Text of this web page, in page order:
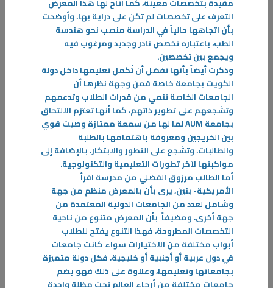
فريق المناظرات في التطبيقي: مواهب إبداعية تنمي الفكر والمهارة لدى
المناظرة هي شكل من أشكال الخطاب العام وهي عبارة عن مواجهة بلاغية
بين متحدثين اثنين أو أكثر
مقيدة بتخصصات معينة، كما أتاح لها هذا المعرض
التعرف على تخصصات لم تكن على دراية بها، وأوضحت
بأن اتجاهها حالياً في الدراسة منصب نحو هندسة
الطب، باعتباره تخصص نادر وجديد ومرغوب فيه
ويجمع بين تخصصين.
وذكرت أيضاً بأنها تفضل أن تُكمل تعليمها داخل دولة
الكويت بجامعة خاصة فمن وجهة نظرها أن
الجامعات الخاصة تنمي من قدرات الطلاب وتدعمهم
وتشجعهم على تطوير ذاتهم، كما أنها تعتزم الالتحاق
بجامعة
لما لها من سمعة ممتازة وصيت قوي
بين الخريجين ومعروفة باهتمامها بالطلبة
والطالبات، وتشجع على التطور والابتكار، بالإضافة إلى
مواكبتها لآخر تطورات التعليمية والتكنولوجية.
أما الطالب مرزوق الفضلي من مدرسة اقرأ
الأمريكية- بنين، يرى بأن بالمعرض منظم من جهة
وشامل لعدد من الجامعات الدولية المعتمدة من
جهة أخرى، ومضيفاً بأن المعرض متنوع من ناحية
التخصصات المطروحة، فهذا التنوع يفتح للطلاب
أبواب مختلفة من الاختيارات سواء كانت جامعات
في دول عربية أو أجنبية أو خليجية، فكل دولة متميزة
بجامعاتها وتعليمها، وعلاوة على ذلك فهو يضم
جامعات مختلفة من أرجاء العالم تحت مظلة واحدة